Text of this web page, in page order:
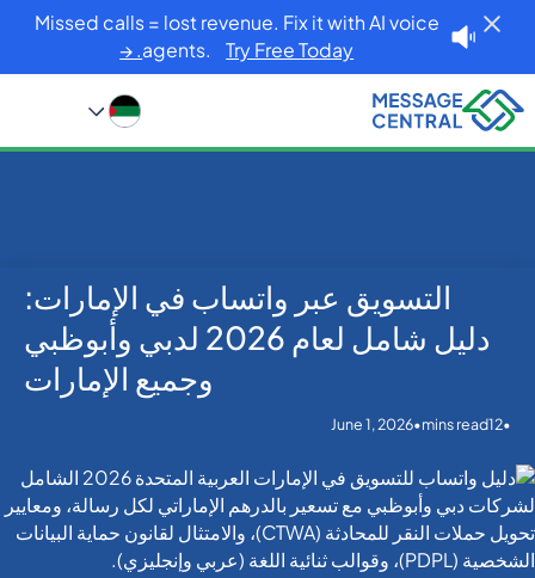
Missed calls = lost revenue. Fix it with AI voice
agents.Try Free Today. →
Home
WhatsApp
التسويق عبر واتساب في الإمارات: دليل شامل لعام 2026
لدبي وأبوظبي وجميع الإمارات
التسويق عبر واتساب في الإمارات:
دليل شامل لعام 2026 لدبي وأبوظبي
وجميع الإمارات
•
12
mins read
•
June 1, 2026